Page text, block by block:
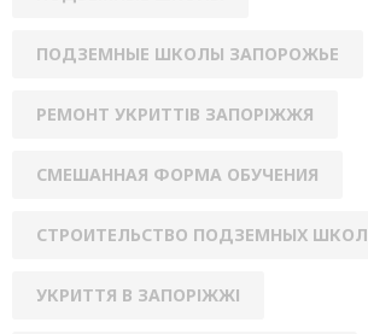
ПОДЗЕМНЫЕ ШКОЛЫ ЗАПОРОЖЬЕ
РЕМОНТ УКРИТТІВ ЗАПОРІЖЖЯ
СМЕШАННАЯ ФОРМА ОБУЧЕНИЯ
СТРОИТЕЛЬСТВО ПОДЗЕМНЫХ ШКОЛ
УКРИТТЯ В ЗАПОРІЖЖІ